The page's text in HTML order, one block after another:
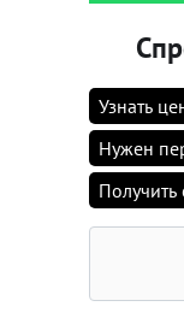
Узнать
Нужен
Получить